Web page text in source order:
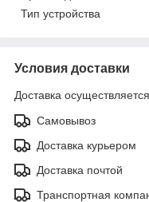
Тип устройства
Условия доставки
Доставка
Самовывоз
Доставка курьером
Доставка почтой
Транспортная